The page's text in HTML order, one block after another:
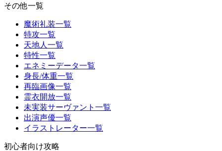
その他一覧
魔術礼装一覧
特攻一覧
天地人一覧
特性一覧
エネミーデータ一覧
身長/体重一覧
再臨画像一覧
霊衣開放一覧
未実装サーヴァント一覧
出演声優一覧
イラストレーター一覧
初心者向け攻略